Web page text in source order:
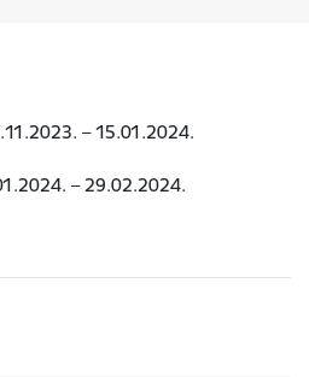
– 15.01.2024.
– 29.02.2024.